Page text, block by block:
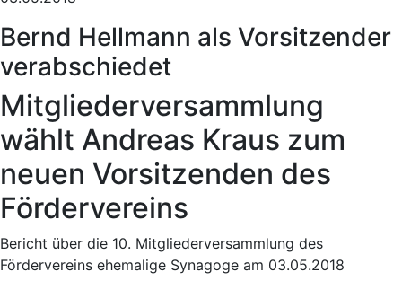
Bernd Hellmann als Vorsitzender
verabschiedet
Mitgliederversammlung
wählt Andreas Kraus zum
neuen Vorsitzenden des
Fördervereins
Bericht über die 10. Mitgliederversammlung des
Fördervereins ehemalige Synagoge am 03.05.2018